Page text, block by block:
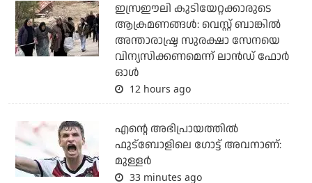
ഇസ്രഈലി കുടിയേറ്റക്കാരുടെ
ആക്രമണങ്ങള്‍: വെസ്റ്റ് ബാങ്കില്‍
അന്താരാഷ്ട്ര സുരക്ഷാ സേനയെ
വിന്യസിക്കണമെന്ന് ലാന്‍ഡ് ഫോര്‍
ഓള്‍
12 hours ago
എന്റെ അഭിപ്രായത്തില്‍
ഫുട്‌ബോളിലെ ഗോട്ട് അവനാണ്:
മുള്ളര്‍
33 minutes ago